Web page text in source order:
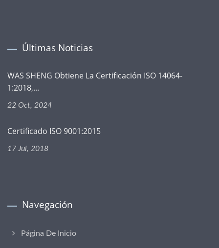
Últimas Noticias
WAS SHENG Obtiene La Certificación ISO 14064-
1:2018,...
22 Oct, 2024
Certificado ISO 9001:2015
17 Jul, 2018
Navegación
Página De Inicio